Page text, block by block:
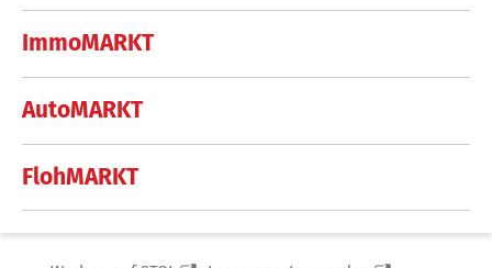
ImmoMARKT
AutoMARKT
FlohMARKT